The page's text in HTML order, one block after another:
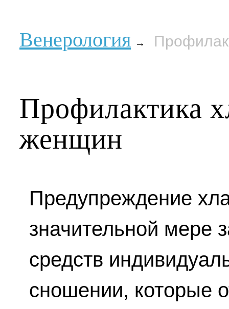
Венерология →
Профилактика
женщин
Предупреждение
значительной мере
средств
сношении, которые